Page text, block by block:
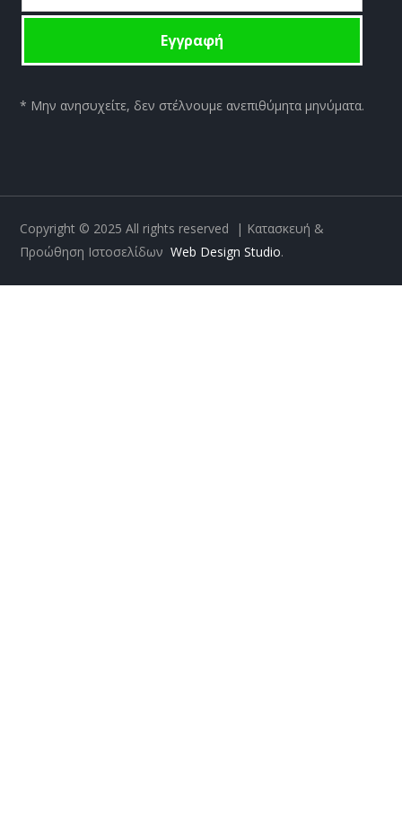
* Μην ανησυχείτε, δεν στέλνουμε ανεπιθύμητα μηνύματα.
Copyright © 2025All rights reserved | Κατασκευή &
Προώθηση Ιστοσελίδων Web Design Studio.